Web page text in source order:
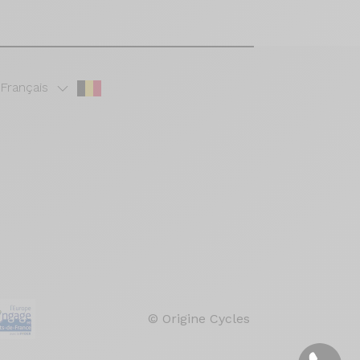
Français
© Origine Cycles